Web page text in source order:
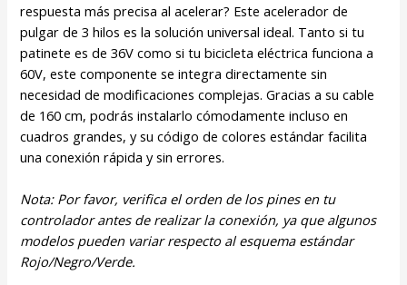
respuesta más precisa al acelerar? Este acelerador de
pulgar de 3 hilos es la solución universal ideal. Tanto si tu
patinete es de 36V como si tu bicicleta eléctrica funciona a
60V, este componente se integra directamente sin
necesidad de modificaciones complejas. Gracias a su cable
de 160 cm, podrás instalarlo cómodamente incluso en
cuadros grandes, y su código de colores estándar facilita
una conexión rápida y sin errores.
Nota: Por favor, verifica el orden de los pines en tu
controlador antes de realizar la conexión, ya que algunos
modelos pueden variar respecto al esquema estándar
Rojo/Negro/Verde.